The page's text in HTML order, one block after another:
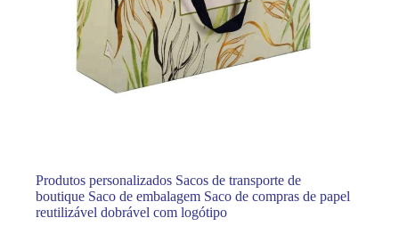
Produtos personalizados Sacos de transporte de
boutique Saco de embalagem Saco de compras de papel
reutilizável dobrável com logótipo